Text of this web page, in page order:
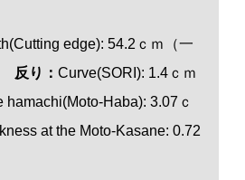
edge): 54.2ｃｍ（一
反り： Curve(SORI): 1.4ｃｍ
hamachi(Moto-Haba): 3.07ｃ
at the Moto-Kasane: 0.72